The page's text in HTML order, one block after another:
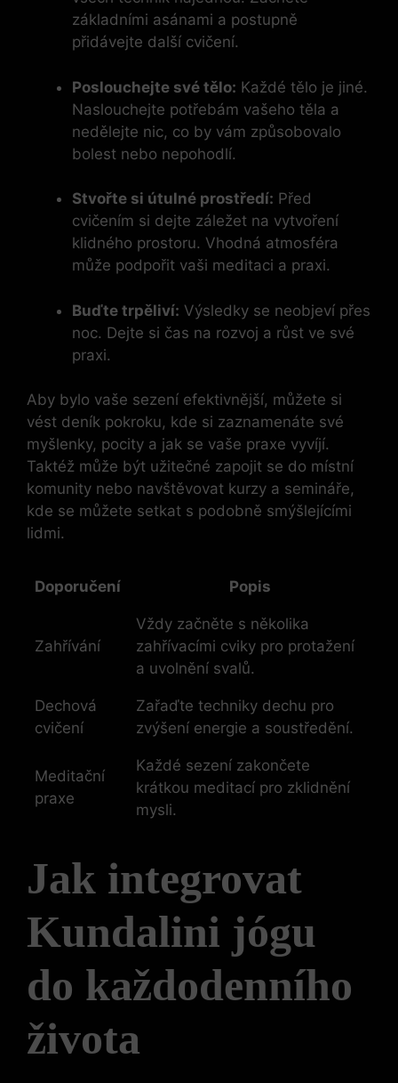
základními asánami a postupně
přidávejte další cvičení.
Poslouchejte své tělo: Každé tělo je jiné.
Naslouchejte potřebám vašeho těla a
nedělejte nic, co by vám způsobovalo
bolest nebo nepohodlí.
Stvořte si útulné prostředí: Před
cvičením si dejte záležet na vytvoření
klidného prostoru. Vhodná atmosféra
může podpořit vaši meditaci a praxi.
Buďte trpěliví: Výsledky se neobjeví přes
noc. Dejte si čas na rozvoj a růst ve své
praxi.
Aby bylo vaše sezení efektivnější, můžete si
vést deník pokroku, kde si zaznamenáte své
myšlenky, pocity a jak se vaše praxe vyvíjí.
Taktéž může být užitečné zapojit se do místní
komunity nebo navštěvovat kurzy a semináře,
kde se můžete setkat s podobně smýšlejícími
lidmi.
Doporučení Popis
Zahřívání
Vždy začněte s několika
zahřívacími cviky pro protažení
a uvolnění svalů.
Dechová
cvičení
Zařaďte techniky dechu pro
zvýšení energie a soustředění.
Meditační
praxe
Každé sezení zakončete
krátkou meditací pro zklidnění
mysli.
Jak integrovat
Kundalini jógu
do každodenního
života